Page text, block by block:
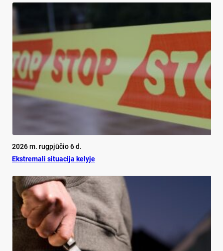
2026 m. rugpjūčio 6 d.
Ekst­re­ma­li si­tua­ci­ja ke­ly­je